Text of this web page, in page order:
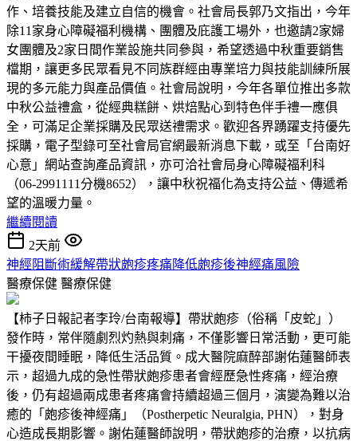
作、培養技能及建立自信的機會。社會局長郭乃文指出，今年
除11家身心障礙福利機構、團體及庇護工場外，也邀請2家婦
女團體及2家日間作業設施共同參與，希望透過中秋重要銷售
檔期，讓更多民眾看見不同族群經由專業培力與技能訓練所展
現的多元能力與產品價值。社會局說明，今年各單位推出多款
中秋公益禮盒，從經典糕餅、烘焙點心到特色伴手禮一應俱
全，可滿足企業採購及民眾送禮需求。歡迎各界踴躍支持優先
採購，電子型錄可至社會局官網最新消息下載，或至「台南好
心意」網站查詢產品資訊，亦可洽社會局身心障礙福利科
（06-2991111分機8652），讓中秋祝福化為支持公益、傳遞希
望的溫暖力量。
繼續閱讀
2天前
神經阻斷術緩解帶狀皰疹疼痛降低皰疹後神經痛風險
醫療保健 醫療保健
【柿子日報記者李玲/台南報導】帶狀皰疹（俗稱「皮蛇」）
發作時，常伴隨劇烈灼熱與刺痛，不僅影響日常活動，更可能
干擾夜間睡眠，降低生活品質。成大醫院麻醉部謝佑蓮醫師表
示，超過九成的急性帶狀皰疹患者會經歷急性疼痛，經治療
後，仍有超過兩成患者疼痛會持續超過三個月，演變為難以治
癒的「皰疹後神經痛」（Postherpetic Neuralgia, PHN），對身
心造成長期影響。謝佑蓮醫師說明，帶狀皰疹的治療，以抗病